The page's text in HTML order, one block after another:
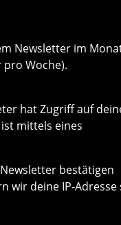
Newsletter im
Woche).
hat Zugriff auf
mittels eines
bestätigen
wir deine IP-Adresse